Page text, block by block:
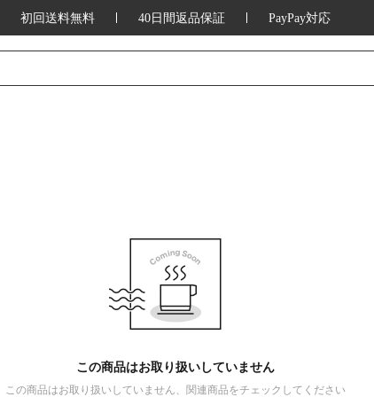
初回送料無料 40日間返品保証 PayPay対応
この商品はお取り扱いしていません
この商品はお取り扱いしていません、関連商品をチェックしてください